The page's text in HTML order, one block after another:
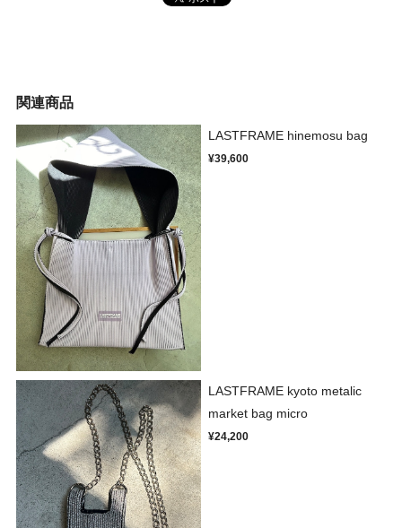
関連商品
LASTFRAME hinemosu bag
¥39,600
LASTFRAME kyoto metalic
market bag micro
¥24,200